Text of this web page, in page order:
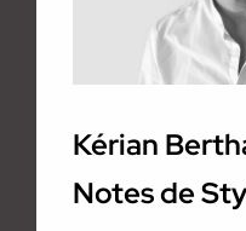
Kérian
Notes de